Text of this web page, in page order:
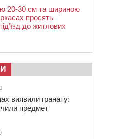
20-30 см та шириною
просять
до житлових
виявили гранату:
предмет